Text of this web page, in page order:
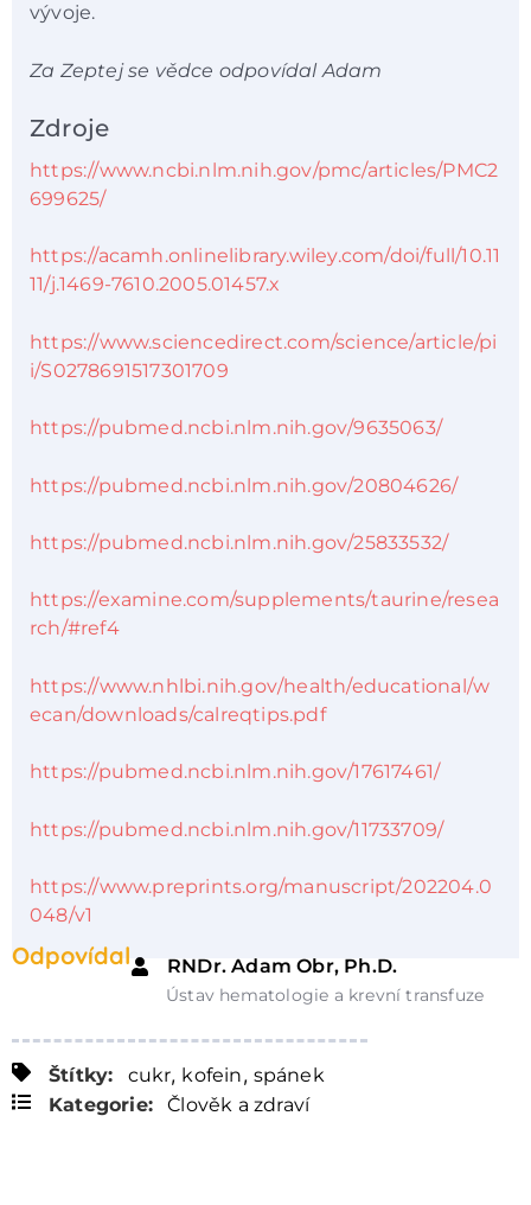
vývoje.
Za Zeptej se vědce odpovídal Adam
Zdroje
https://www.ncbi.nlm.nih.gov/pmc/articles/PMC2
699625/
https://acamh.onlinelibrary.wiley.com/doi/full/10.11
11/j.1469-7610.2005.01457.x
https://www.sciencedirect.com/science/article/pi
i/S0278691517301709
https://pubmed.ncbi.nlm.nih.gov/9635063/
https://pubmed.ncbi.nlm.nih.gov/20804626/
https://pubmed.ncbi.nlm.nih.gov/25833532/
https://examine.com/supplements/taurine/resea
rch/#ref4
https://www.nhlbi.nih.gov/health/educational/w
ecan/downloads/calreqtips.pdf
https://pubmed.ncbi.nlm.nih.gov/17617461/
https://pubmed.ncbi.nlm.nih.gov/11733709/
https://www.preprints.org/manuscript/202204.0
048/v1
Odpovídal RNDr. Adam Obr, Ph.D.
Ústav hematologie a krevní transfuze
Štítky: cukr, kofein, spánek
Kategorie:
Člověk a zdraví